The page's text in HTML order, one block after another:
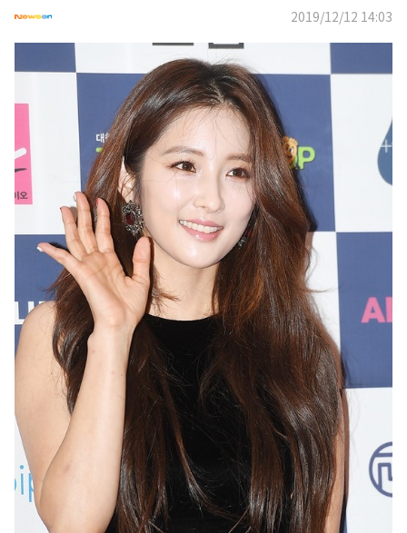
2019/12/12 14:03